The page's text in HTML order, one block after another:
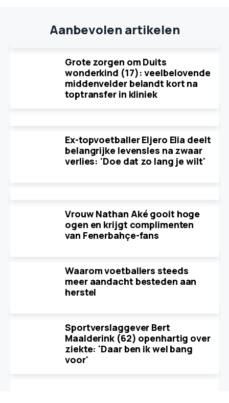
Aanbevolen artikelen
Grote zorgen om Duits
wonderkind (17): veelbelovende
middenvelder belandt kort na
toptransfer in kliniek
Ex-topvoetballer Eljero Elia deelt
belangrijke levensles na zwaar
verlies: 'Doe dat zo lang je wilt'
Vrouw Nathan Aké gooit hoge
ogen en krijgt complimenten
van Fenerbahçe-fans
Waarom voetballers steeds
meer aandacht besteden aan
herstel
Sportverslaggever Bert
Maalderink (62) openhartig over
ziekte: 'Daar ben ik wel bang
voor'